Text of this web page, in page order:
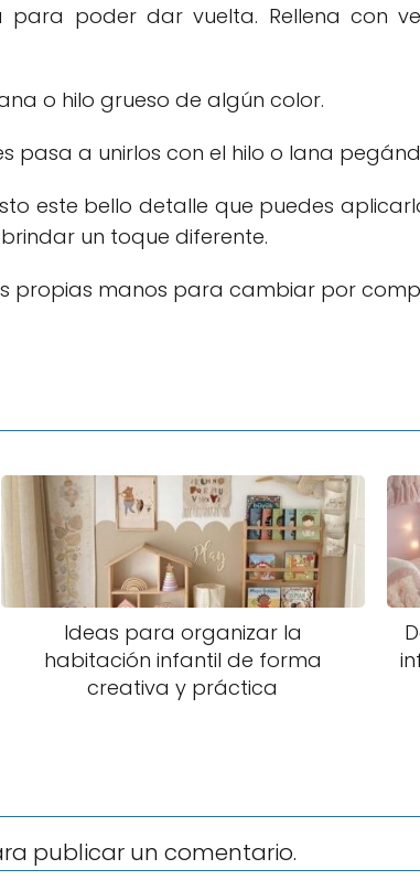
poder dar vuelta. Rellena con
o hilo grueso de algún color.
pasa a unirlos con el hilo o lana
este bello detalle que puedes
un toque diferente.
propias manos para cambiar por
Ideas para organizar la
habitación infantil de forma
creativa y práctica
publicar un comentario.